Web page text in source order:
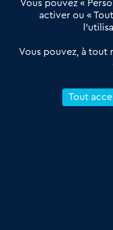
Réseau 3C : un
Petitscommerces : Un
proximité et des
Reprendre un Restaurant
Vous pouvez «
activer ou «
Vous pouvez, à tout
Tout